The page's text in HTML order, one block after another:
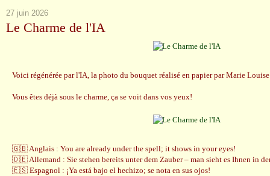
27 juin 2026
Le Charme de l'IA
Voici régénérée par l'IA, la photo du bouquet réalisé en papier par Marie
Vous êtes déjà sous le charme, ça se voit dans vos yeux!
🇬🇧 Anglais : You are already under the spell; it shows in your eyes!
🇩🇪 Allemand : Sie stehen bereits unter dem Zauber – man sieht es Ihnen in
🇪🇸 Espagnol : ¡Ya está bajo el hechizo; se nota en sus ojos!